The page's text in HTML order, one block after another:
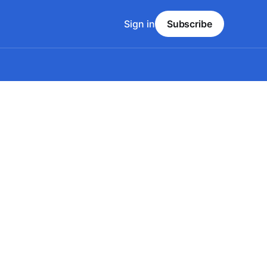
Sign in Subscribe